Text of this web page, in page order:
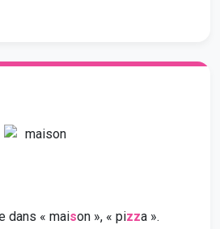
dans « maison », « pizza ».